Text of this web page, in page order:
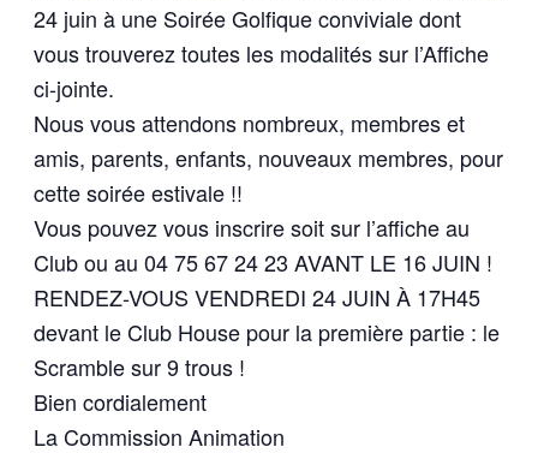
24 juin à une Soirée Golfique conviviale dont
vous trouverez toutes les modalités sur l’Affiche
ci-jointe.
Nous vous attendons nombreux, membres et
amis, parents, enfants, nouveaux membres, pour
cette soirée estivale !!
Vous pouvez vous inscrire soit sur l’affiche au
Club ou au 04 75 67 24 23 AVANT LE 16 JUIN !
RENDEZ-VOUS VENDREDI 24 JUIN À 17H45
devant le Club House pour la première partie : le
Scramble sur 9 trous !
Bien cordialement
La Commission Animation